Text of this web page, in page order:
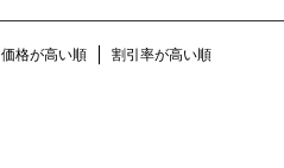
価格が高い順
割引率が高い順